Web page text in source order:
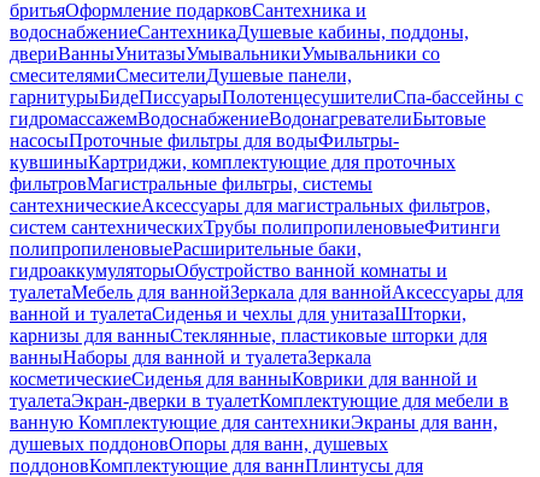
бритьяОформление подарковСантехника и
водоснабжениеСантехникаДушевые кабины, поддоны,
двериВанныУнитазыУмывальникиУмывальники со
смесителямиСмесителиДушевые панели,
гарнитурыБидеПиссуарыПолотенцесушителиСпа-бассейны с
гидромассажемВодоснабжениеВодонагревателиБытовые
насосыПроточные фильтры для водыФильтры-
кувшиныКартриджи, комплектующие для проточных
фильтровМагистральные фильтры, системы
сантехническиеАксессуары для магистральных фильтров,
систем сантехническихТрубы полипропиленовыеФитинги
полипропиленовыеРасширительные баки,
гидроаккумуляторыОбустройство ванной комнаты и
туалетаМебель для ваннойЗеркала для ваннойАксессуары для
ванной и туалетаСиденья и чехлы для унитазаШторки,
карнизы для ванныСтеклянные, пластиковые шторки для
ванныНаборы для ванной и туалетаЗеркала
косметическиеСиденья для ванныКоврики для ванной и
туалетаЭкран-дверки в туалетКомплектующие для мебели в
ванную Комплектующие для сантехникиЭкраны для ванн,
душевых поддоновОпоры для ванн, душевых
поддоновКомплектующие для ваннПлинтусы для